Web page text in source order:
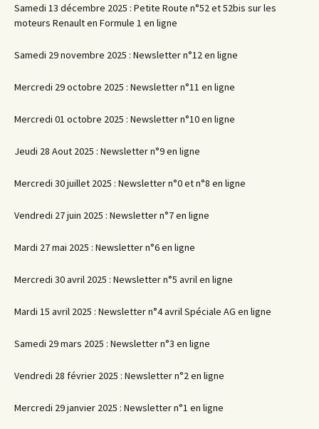
Samedi 13 décembre 2025 : Petite Route n°52 et 52bis sur les
moteurs Renault en Formule 1 en ligne
Samedi 29 novembre 2025 : Newsletter n°12 en ligne
Mercredi 29 octobre 2025 : Newsletter n°11 en ligne
Mercredi 01 octobre 2025 : Newsletter n°10 en ligne
Jeudi 28 Aout 2025 : Newsletter n°9 en ligne
Mercredi 30 juillet 2025 : Newsletter n°0 et n°8 en ligne
Vendredi 27 juin 2025 : Newsletter n°7 en ligne
Mardi 27 mai 2025 : Newsletter n°6 en ligne
Mercredi 30 avril 2025 : Newsletter n°5 avril en ligne
Mardi 15 avril 2025 : Newsletter n°4 avril Spéciale AG en ligne
Samedi 29 mars 2025 : Newsletter n°3 en ligne
Vendredi 28 février 2025 : Newsletter n°2 en ligne
Mercredi 29 janvier 2025 : Newsletter n°1 en ligne